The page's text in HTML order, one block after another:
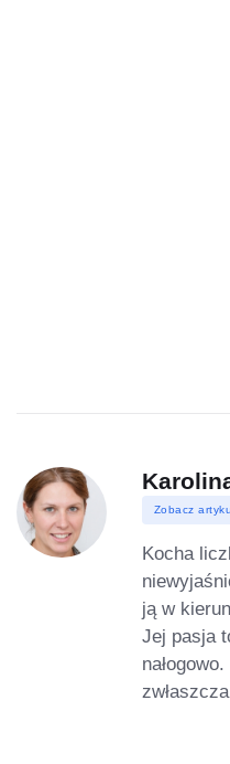
Zobacz
Kocha
ją w
Jej pasja